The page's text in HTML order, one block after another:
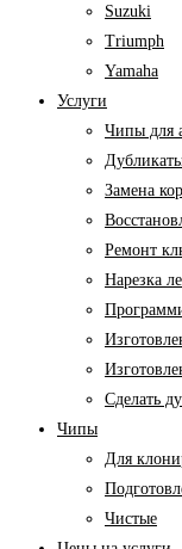
Suzuki
Triumph
Yamaha
Услуги
Чипы для
Замена
Ремонт
Нарезка
Cделать
Чипы
Для
Чистые